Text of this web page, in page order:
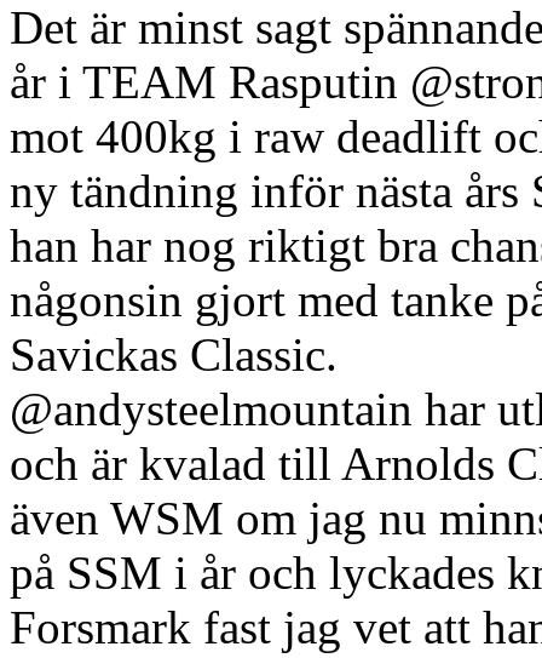
Det är minst sagt
år i TEAM Rasputin
mot 400kg i raw deadlift
ny tändning inför nästa års
han har nog riktigt bra
någonsin gjort med tanke
Savickas Classic.
@andysteelmountain har
och är kvalad till Arnolds
även WSM om jag nu
på SSM i år och lyckades
Forsmark fast jag vet att